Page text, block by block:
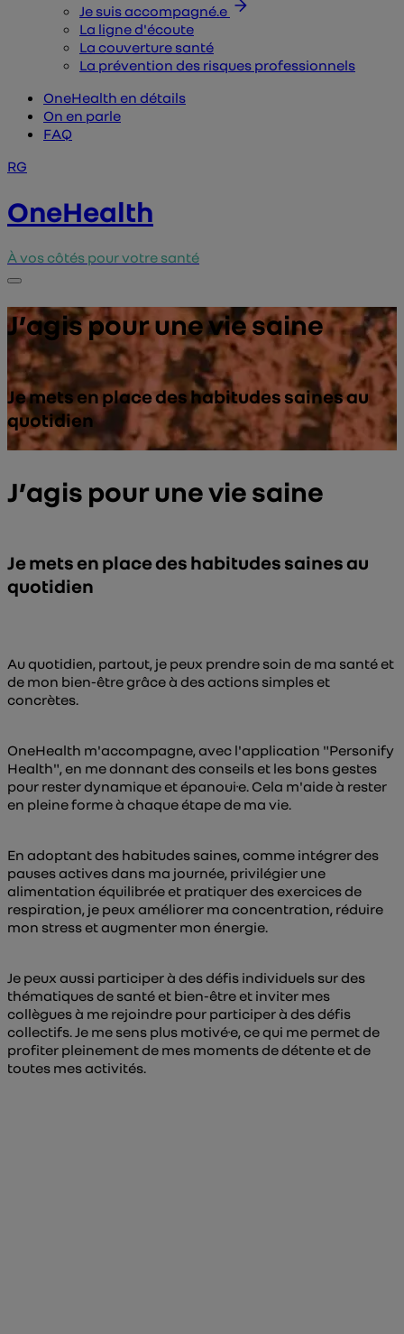
Je suis accompagné.e
La ligne d'écoute
La couverture santé
La prévention des risques professionnels
OneHealth en détails
On en parle
FAQ
RG
OneHealth
À vos côtés pour votre santé
J’agis pour une vie saine
Je mets en place des habitudes saines au
quotidien
J’agis pour une vie saine
Je mets en place des habitudes saines au
quotidien
Au quotidien, partout, je peux prendre soin de ma santé et
de mon bien-être grâce à des actions simples et
concrètes.
OneHealth m'accompagne, avec l'application "Personify
Health", en me donnant des conseils et les bons gestes
pour rester dynamique et épanoui·e. Cela m'aide à rester
en pleine forme à chaque étape de ma vie.
En adoptant des habitudes saines, comme intégrer des
pauses actives dans ma journée, privilégier une
alimentation équilibrée et pratiquer des exercices de
respiration, je peux améliorer ma concentration, réduire
mon stress et augmenter mon énergie.
Je peux aussi participer à des défis individuels sur des
thématiques de santé et bien-être et inviter mes
collègues à me rejoindre pour participer à des défis
collectifs. Je me sens plus motivé·e, ce qui me permet de
profiter pleinement de mes moments de détente et de
toutes mes activités.